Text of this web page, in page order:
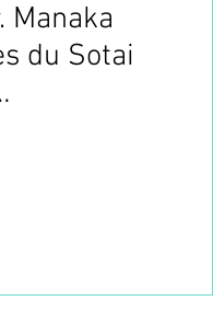
Manaka
du Sotai